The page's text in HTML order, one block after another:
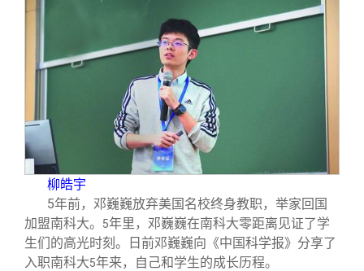
柳皓宇
5年前，邓巍巍放弃美国名校终身教职，举家回国
加盟南科大。
5年里，邓巍巍在南科大零距离见证了学
生们的高光时刻。日前邓巍巍向《中国科学报》分享了
入职南科大5年来，自己和学生的成长历程。